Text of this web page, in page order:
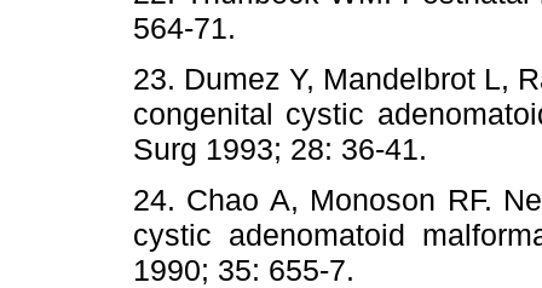
564-71.
23. Dumez Y, Mandelbrot L,
congenital cystic
Surg 1993; 28: 36-41.
24. Chao A, Monoson RF.
cystic adenomatoid
1990; 35: 655-7.